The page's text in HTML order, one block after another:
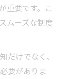
重要です。こ
ムーズな制度
だけでなく、
要がありま